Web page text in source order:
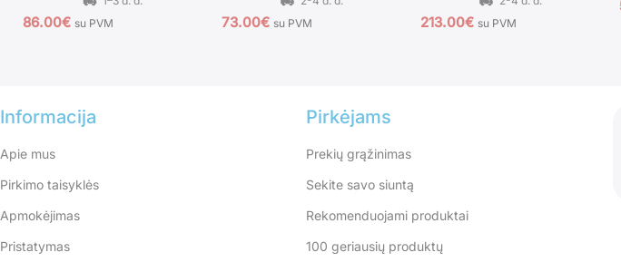
86.00€ su PVM 73.00€ su PVM 213.00€ su PVM
Informacija
Apie mus
Pirkimo taisyklės
Apmokėjimas
Pristatymas
Pirkėjams
Prekių grąžinimas
Sekite savo siuntą
Rekomenduojami produktai
100 geriausių produktų